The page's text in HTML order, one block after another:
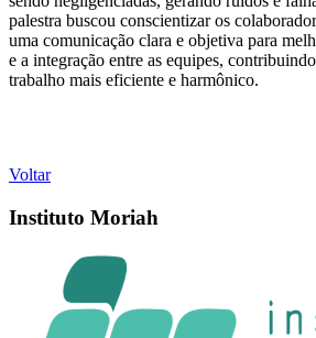
palestra buscou conscientizar os
uma comunicação clara e objetiva para
e a integração entre as equipes,
trabalho mais eficiente e harmônico.
Voltar
Instituto Moriah